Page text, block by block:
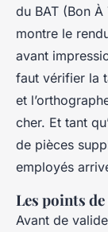
du BAT (Bon
montre le
avant
faut vérifier la
et
cher. Et tant
de pièces
employés
Les points
Avant de